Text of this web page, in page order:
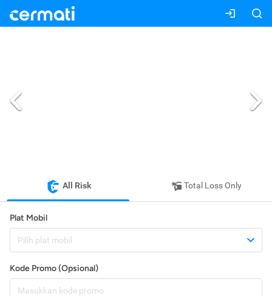
All Risk Total Loss Only
Plat Mobil
Pilih plat mobil
Kode Promo (Opsional)